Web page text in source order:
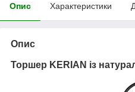
Опис Характеристики
Опис
Торшер KERIAN із